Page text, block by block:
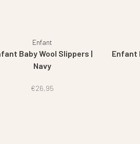
Enfant
Baby Wool Slippers |
Navy
€26,95
Enfant